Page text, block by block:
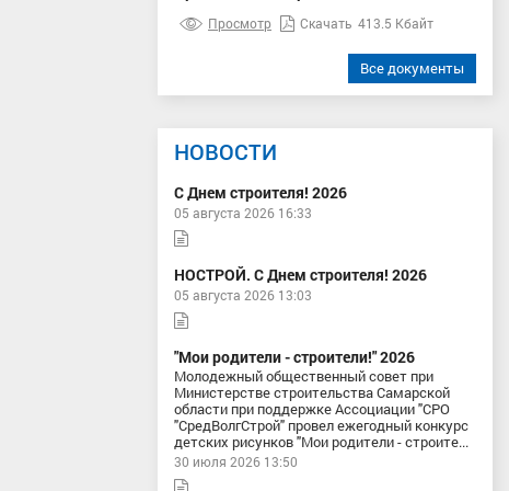
Просмотр Скачать 413.5 Кбайт
Все документы
НОВОСТИ
С Днем строителя! 2026
05 августа 2026 16:33
НОСТРОЙ. С Днем строителя! 2026
05 августа 2026 13:03
"Мои родители - строители!" 2026
Молодежный общественный совет при
Министерстве строительства Самарской
области при поддержке Ассоциации "СРО
"СредВолгСтрой" провел ежегодный конкурс
детских рисунков "Мои родители - строите...
30 июля 2026 13:50